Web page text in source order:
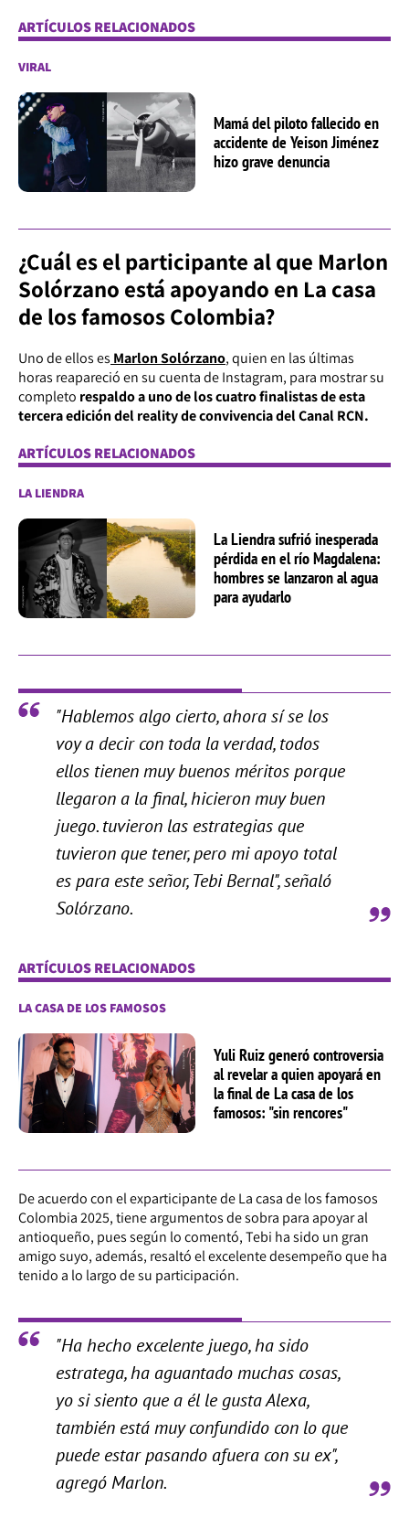
ARTÍCULOS RELACIONADOS
VIRAL
Mamá del piloto fallecido en
accidente de Yeison Jiménez
hizo grave denuncia
¿Cuál es el participante al que Marlon
Solórzano está apoyando en La casa
de los famosos Colombia?
Uno de ellos es Marlon Solórzano, quien en las últimas
horas reapareció en su cuenta de Instagram, para mostrar su
completo respaldo a uno de los cuatro finalistas de esta
tercera edición del reality de convivencia del Canal RCN.
ARTÍCULOS RELACIONADOS
LA LIENDRA
La Liendra sufrió inesperada
pérdida en el río Magdalena:
hombres se lanzaron al agua
para ayudarlo
"Hablemos algo cierto, ahora sí se los
voy a decir con toda la verdad, todos
ellos tienen muy buenos méritos porque
llegaron a la final, hicieron muy buen
juego. tuvieron las estrategias que
tuvieron que tener, pero mi apoyo total
es para este señor, Tebi Bernal", señaló
Solórzano.
ARTÍCULOS RELACIONADOS
LA CASA DE LOS FAMOSOS
Yuli Ruiz generó controversia
al revelar a quien apoyará en
la final de La casa de los
famosos: "sin rencores"
De acuerdo con el exparticipante de La casa de los famosos
Colombia 2025, tiene argumentos de sobra para apoyar al
antioqueño, pues según lo comentó, Tebi ha sido un gran
amigo suyo, además, resaltó el excelente desempeño que ha
tenido a lo largo de su participación.
"Ha hecho excelente juego, ha sido
estratega, ha aguantado muchas cosas,
yo si siento que a él le gusta Alexa,
también está muy confundido con lo que
puede estar pasando afuera con su ex",
agregó Marlon.